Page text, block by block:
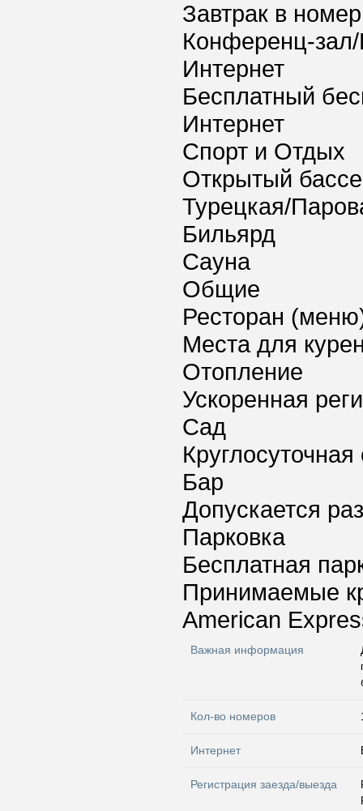
Завтрак в номер
Конференц-
Интернет
Бесплатный
Интернет
Спорт и Отдых
Открытый
Турецкая/
Бильярд
Сауна
Общие
Ресторан
Места для
Отопление
Ускоренная
Сад
Бар
Допускается
Парковка
Бесплатная
Принимаемые
American
Важная информация
Кол-во номеров
Интернет
Регистрация заезда/выезда